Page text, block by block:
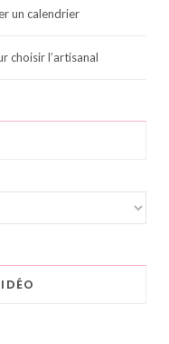
un calendrier
choisir l’artisanal